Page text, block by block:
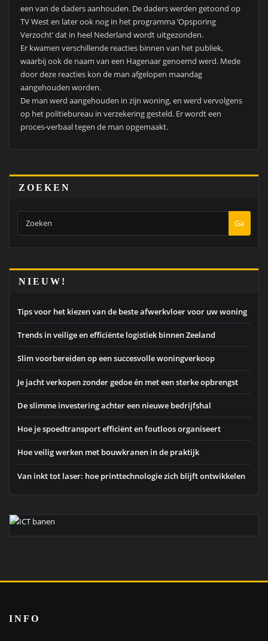
een van de daders aanhouden. De daders werden getoond op
TV West en later ook nog in het programma ‘Opsporing
Verzocht’ dat in heel Nederland wordt uitgezonden.
Er kwamen verschillende reacties binnen van het publiek,
waarbij ook de naam van een Hagenaar genoemd werd. Mede
door deze reacties kon de man afgelopen maandag
aangehouden worden.
De man werd aangehouden in zijn woning, en werd vervolgens
op het politiebureau in verzekering gesteld. Er wordt een
proces-verbaal tegen de man opgemaakt.
ZOEKEN
Ga
NIEUW!
Tips voor het kiezen van de beste afwerkvloer voor uw woning
Trends in veilige en efficiënte logistiek binnen Zeeland
Slim voorbereiden op een succesvolle woningverkoop
Je jacht verkopen zonder gedoe én met een sterke opbrengst
De slimme investering achter een nieuwe bedrijfshal
Hoe je spoedtransport efficiënt en foutloos organiseert
Hoe veilig werken met bouwkranen in de praktijk
Van inkt tot laser: hoe printtechnologie zich blijft ontwikkelen
INFO